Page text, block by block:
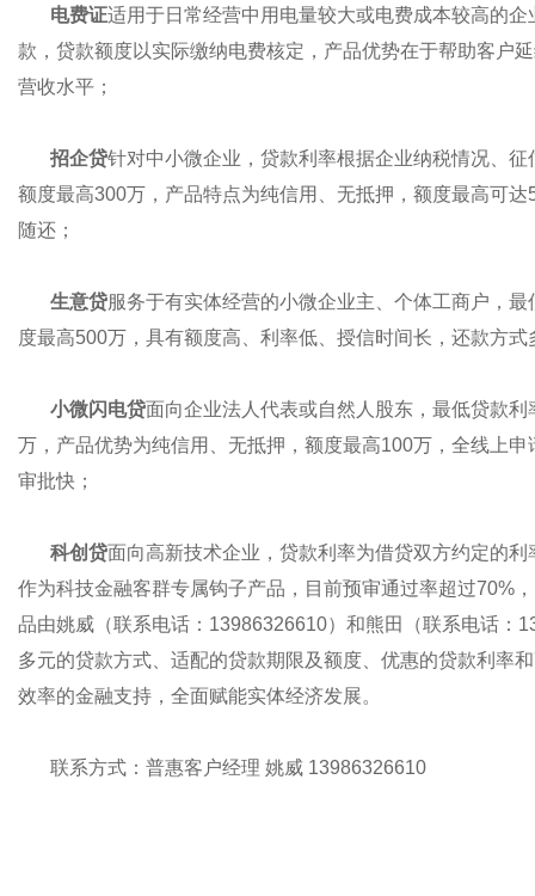
电费证适用于日常经营中用电量较大或电费成本较高的
款，贷款额度以实际缴纳电费核定，产品优势在于帮助客户
营收水平；
招企贷针对中小微企业，贷款利率根据企业纳税情况、
额度最高300万，产品特点为纯信用、无抵押，额度最高可
随还；
生意贷服务于有实体经营的小微企业主、个体工商户，
度最高500万，具有额度高、利率低、授信时间长，还款方
小微闪电贷面向企业法人代表或自然人股东，最低贷款
万，产品优势为纯信用、无抵押，额度最高100万，全线上
审批快；
科创贷面向高新技术企业，贷款利率为借贷双方约定的
作为科技金融客群专属钩子产品，目前预审通过率超过70%
品由姚威（联系电话：13986326610）和熊田（联系电话：
多元的贷款方式、适配的贷款期限及额度、优惠的贷款利率
效率的金融支持，全面赋能实体经济发展。
联系方式：普惠客户经理 姚威 13986326610